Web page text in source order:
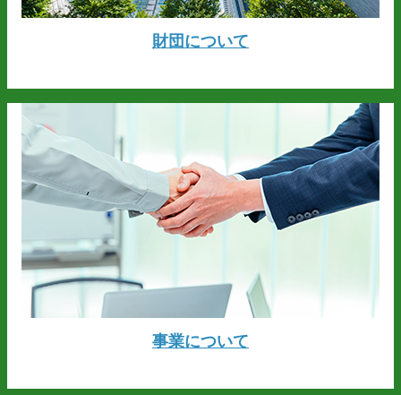
財団について
事業について